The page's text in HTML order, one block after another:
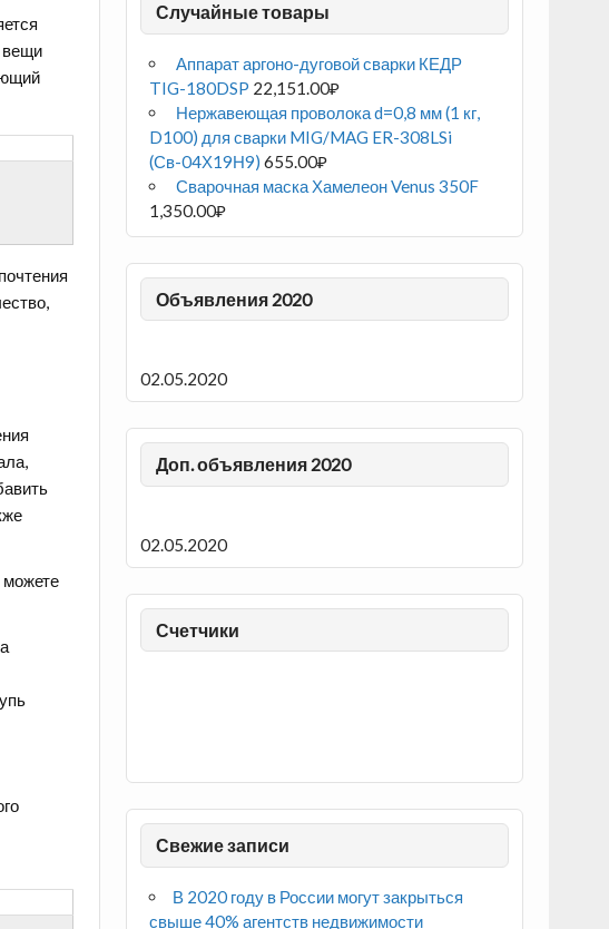
вещи
можете
Случайные товары
Аппарат аргоно-дуговой сварки КЕДР
TIG-180DSP 22,151.00₽
Нержавеющая проволока d=0,8 мм (1 кг,
D100) для сварки MIG/MAG ER-308LSi
(Св-04Х19Н9) 655.00₽
Сварочная маска Хамелеон Venus 350F
1,350.00₽
Объявления 2020
02.05.2020
Доп. объявления 2020
02.05.2020
Счетчики
Свежие записи
В 2020 году в России могут закрыться
свыше 40% агентств недвижимости